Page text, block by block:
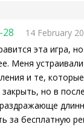
14 February
эта игра,
Меня
и те,
но в
за бесплатную